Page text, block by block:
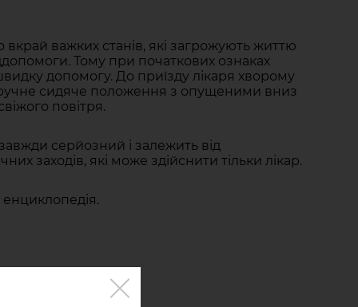
вкрай важких станів, які загрожують життю
Тому при початкових ознаках
допомогу. До приїзду лікаря хворому
сидяче положення з опущеними вниз
повітря.
серйозний і залежить від
заходів, які може здійснити тільки лікар.